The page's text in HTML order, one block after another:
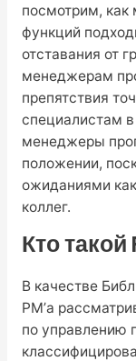
посмотрим, как
функций
отставания от
менеджерам
препятствия
специалистам
менеджеры
положении,
ожиданиями
коллег.
Кто такой
В качестве
PM’а
по управлению